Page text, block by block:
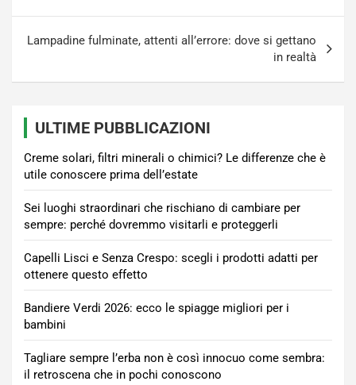
Lampadine fulminate, attenti all’errore: dove si gettano
in realtà
ULTIME PUBBLICAZIONI
Creme solari, filtri minerali o chimici? Le differenze che è
utile conoscere prima dell’estate
Sei luoghi straordinari che rischiano di cambiare per
sempre: perché dovremmo visitarli e proteggerli
Capelli Lisci e Senza Crespo: scegli i prodotti adatti per
ottenere questo effetto
Bandiere Verdi 2026: ecco le spiagge migliori per i
bambini
Tagliare sempre l’erba non è così innocuo come sembra:
il retroscena che in pochi conoscono